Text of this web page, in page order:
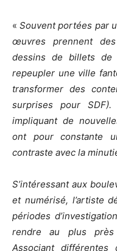
«Souvent portées par
œuvres prennent
dessins de billets de
repeupler une ville
transformer des
surprises pour
impliquant de
ont pour constante
contraste avec la
S’intéressant aux
et numérisé, l’artiste
périodes
rendre au plus près
Associant différentes